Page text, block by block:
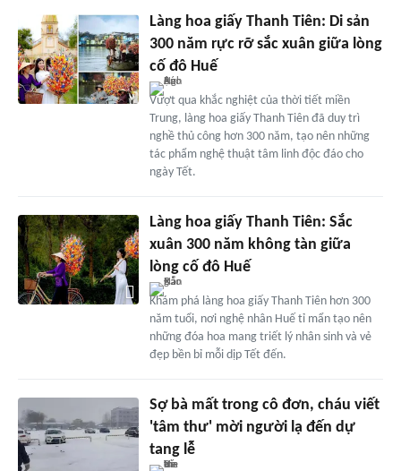
Làng hoa giấy Thanh Tiên: Di sản
300 năm rực rỡ sắc xuân giữa lòng
cố đô Huế
Vượt qua khắc nghiệt của thời tiết miền
Trung, làng hoa giấy Thanh Tiên đã duy trì
nghề thủ công hơn 300 năm, tạo nên những
tác phẩm nghệ thuật tâm linh độc đáo cho
ngày Tết.
Làng hoa giấy Thanh Tiên: Sắc
xuân 300 năm không tàn giữa
lòng cố đô Huế
Khám phá làng hoa giấy Thanh Tiên hơn 300
năm tuổi, nơi nghệ nhân Huế tỉ mẩn tạo nên
những đóa hoa mang triết lý nhân sinh và vẻ
đẹp bền bỉ mỗi dịp Tết đến.
Sợ bà mất trong cô đơn, cháu viết
'tâm thư' mời người lạ đến dự
tang lễ